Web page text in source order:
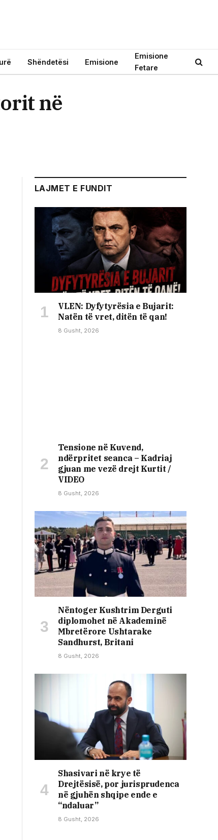
Shëndetësi Emisione
Emisione
Fetare
në
LAJMET E FUNDIT
VLEN: Dyfytyrësia e Bujarit:
Natën të vret, ditën të qan!
8 Gusht, 2026
Tensione në Kuvend,
ndërpritet seanca – Kadriaj
gjuan me vezë drejt Kurtit /
VIDEO
8 Gusht, 2026
Nëntoger Kushtrim Derguti
diplomohet në Akademinë
Mbretërore Ushtarake
Sandhurst, Britani
8 Gusht, 2026
Shasivari në krye të
Drejtësisë, por jurisprudenca
në gjuhën shqipe ende e
“ndaluar”
8 Gusht, 2026